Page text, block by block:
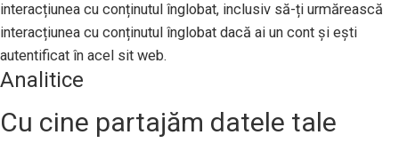
interacțiunea cu conținutul înglobat, inclusiv să-ți urmărească
interacțiunea cu conținutul înglobat dacă ai un cont și ești
autentificat în acel sit web.
Analitice
Cu cine partajăm datele tale